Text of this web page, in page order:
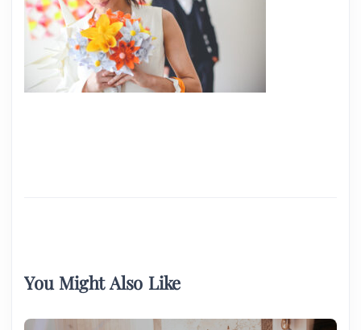
You Might Also Like